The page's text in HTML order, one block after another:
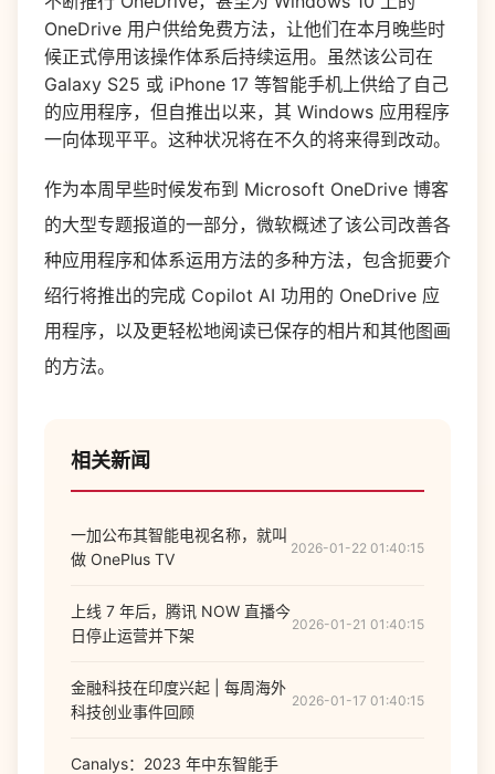
OneDrive 用户供给免费方法，让他们在本月晚些时
候正式停用该操作体系后持续运用。虽然该公司在
Galaxy S25 或 iPhone 17 等智能手机上供给了自己
的应用程序，但自推出以来，其 Windows 应用程序
一向体现平平。这种状况将在不久的将来得到改动。
作为本周早些时候发布到 Microsoft OneDrive 博客
的大型专题报道的一部分，微软概述了该公司改善各
种应用程序和体系运用方法的多种方法，包含扼要介
绍行将推出的完成 Copilot AI 功用的 OneDrive 应
用程序，以及更轻松地阅读已保存的相片和其他图画
的方法。
相关新闻
一加公布其智能电视名称，就叫
做 OnePlus TV
2026-01-22 01:40:15
上线 7 年后，腾讯 NOW 直播今
日停止运营并下架
2026-01-21 01:40:15
金融科技在印度兴起 | 每周海外
科技创业事件回顾
2026-01-17 01:40:15
Canalys：2023 年中东智能手